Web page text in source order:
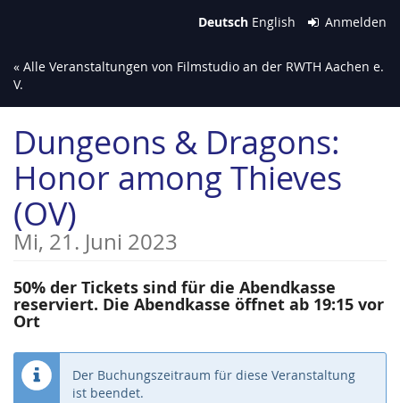
springen
Deutsch English Anmelden
« Alle Veranstaltungen von Filmstudio an der RWTH Aachen e.
V.
Dungeons & Dragons:
Honor among Thieves
(OV)
Mi, 21. Juni 2023
50% der Tickets sind für die Abendkasse
reserviert. Die Abendkasse öffnet ab 19:15 vor
Ort
Der Buchungszeitraum für diese Veranstaltung
ist beendet.